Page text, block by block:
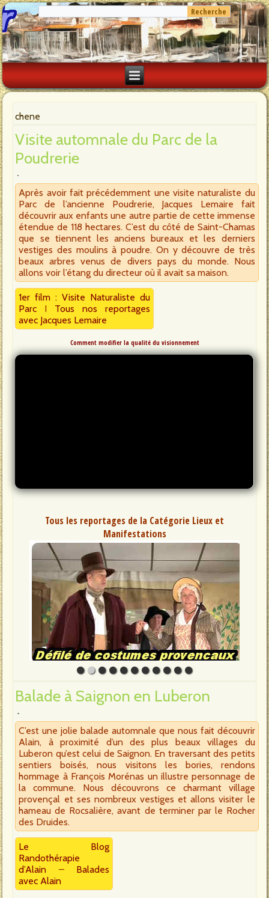
chene
Visite automnale du Parc de la
Poudrerie
Après avoir fait précédemment une visite naturaliste du
Parc de l’ancienne Poudrerie, Jacques Lemaire fait
découvrir aux enfants une autre partie de cette immense
étendue de 118 hectares. C’est du côté de Saint-Chamas
que se tiennent les anciens bureaux et les derniers
vestiges des moulins à poudre. On y découvre de très
beaux arbres venus de divers pays du monde. Nous
allons voir l’étang du directeur où il avait sa maison.
1er film : Visite Naturaliste du
Parc I Tous nos reportages
avec Jacques Lemaire
Comment modifier la qualité du visionnement
Tous les reportages de la Catégorie Lieux et
Manifestations
Balade à Saignon en Luberon
C’est une jolie balade automnale que nous fait découvrir
Alain, à proximité d’un des plus beaux villages du
Luberon qu’est celui de Saignon. En traversant des petits
sentiers boisés, nous visitons les bories, rendons
hommage à François Morénas un illustre personnage de
la commune. Nous découvrons ce charmant village
provençal et ses nombreux vestiges et allons visiter le
hameau de Rocsalière, avant de terminer par le Rocher
des Druides.
Le Blog
Randothérapie
d’Alain – Balades
avec Alain